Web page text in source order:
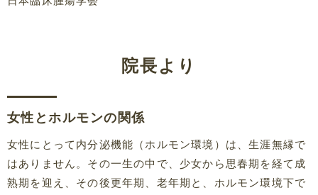
院長より
女性とホルモンの関係
女性にとって内分泌機能（ホルモン環境）は、生涯無縁で
はありません。その一生の中で、少女から思春期を経て成
熟期を迎え、その後更年期、老年期と、ホルモン環境下で